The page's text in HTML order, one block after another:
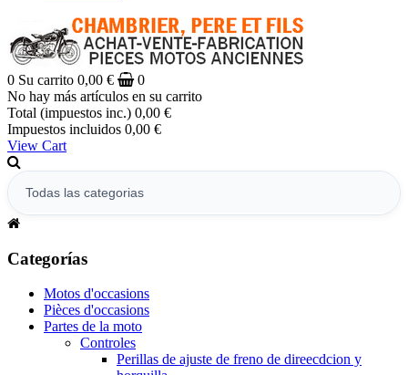
0 Su carrito 0,00 €
0
No hay más artículos en su carrito
Total (impuestos inc.) 0,00 €
Impuestos incluidos 0,00 €
View Cart
Categorías
Motos d'occasions
Pièces d'occasions
Partes de la moto
Controles
Perillas de ajuste de freno de direecdcion y